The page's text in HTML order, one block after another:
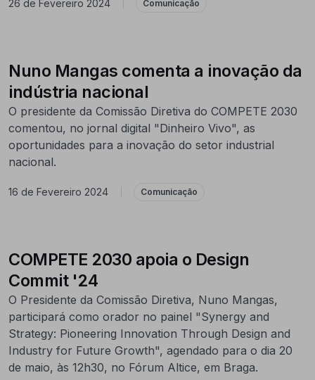
26 de Fevereiro 2024 Comunicação
Nuno Mangas comenta a inovação da
indústria nacional
O presidente da Comissão Diretiva do COMPETE 2030
comentou, no jornal digital "Dinheiro Vivo", as
oportunidades para a inovação do setor industrial
nacional.
16 de Fevereiro 2024 Comunicação
COMPETE 2030 apoia o Design
Commit '24
O Presidente da Comissão Diretiva, Nuno Mangas,
participará como orador no painel "Synergy and
Strategy: Pioneering Innovation Through Design and
Industry for Future Growth", agendado para o dia 20
de maio, às 12h30, no Fórum Altice, em Braga.